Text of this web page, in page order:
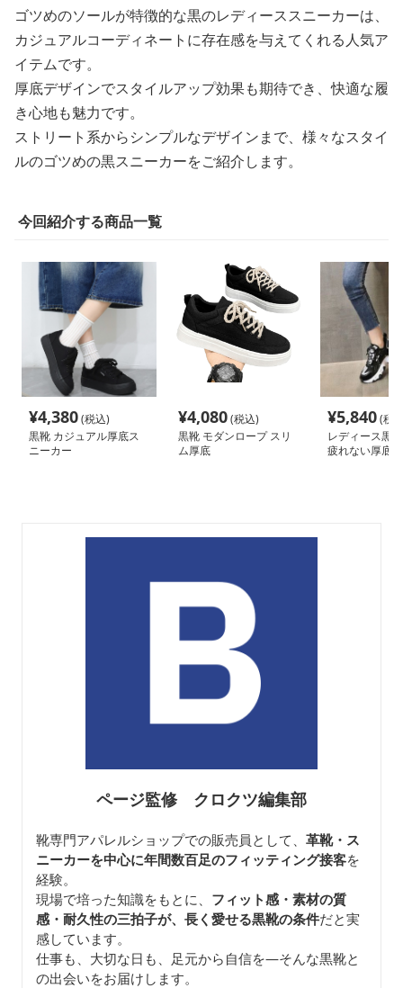
ゴツめのソールが特徴的な黒のレディーススニーカーは、
カジュアルコーディネートに存在感を与えてくれる人気ア
イテムです。
厚底デザインでスタイルアップ効果も期待でき、快適な履
き心地も魅力です。
ストリート系からシンプルなデザインまで、様々なスタイ
ルのゴツめの黒スニーカーをご紹介します。
今回紹介する商品一覧
¥4,380(税込)
黒靴 カジュアル厚底ス
ニーカー
¥4,080(税込)
黒靴 モダンロープ スリ
ム厚底
¥5,840(税
レディース黒
疲れない厚底
ページ監修 クロクツ編集部
靴専門アパレルショップでの販売員として、 革靴・ス
ニーカーを中心に年間数百足のフィッティング接客を
経験。
現場で培った知識をもとに、 フィット感・素材の質
感・耐久性の三拍子が、長く愛せる黒靴の条件だと実
感しています。
仕事も、大切な日も、足元から自信を—そんな黒靴と
の出会いをお届けします。